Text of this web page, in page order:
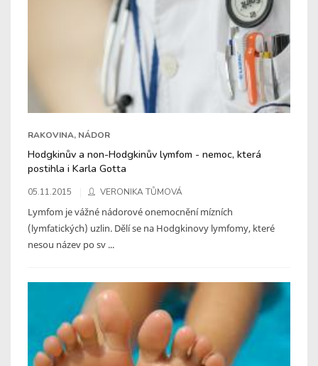
RAKOVINA, NÁDOR
Hodgkinův a non-Hodgkinův lymfom - nemoc, která
postihla i Karla Gotta
05.11.2015 VERONIKA TŮMOVÁ
Lymfom je vážné nádorové onemocnění mízních
(lymfatických) uzlin. Dělí se na Hodgkinovy lymfomy, které
nesou název po sv ...